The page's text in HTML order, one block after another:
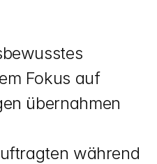
Fokus auf
übernahmen
während